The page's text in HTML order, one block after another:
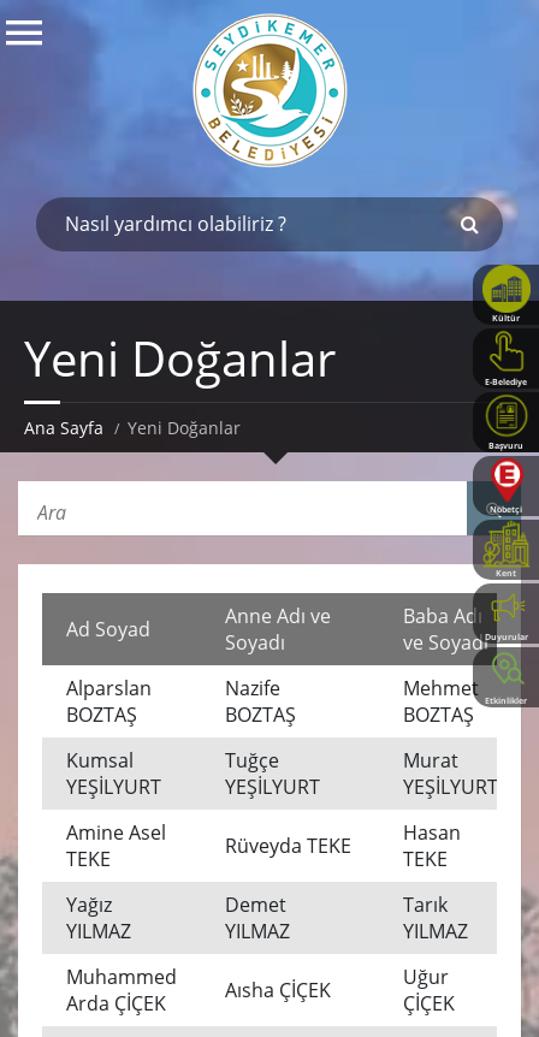
Kültür
Haritası
E-Belediye
Başvuru
Rehberi
Nöbetçi
Eczaneler
Kent
Rehberi
Duyurular
Etkinlikler
Yeni Doğanlar
Ana Sayfa Yeni Doğanlar
Ad Soyad
Anne Adı ve
Soyadı
Baba Adı
ve Soyadı
Alparslan
BOZTAŞ
Nazife
BOZTAŞ
Mehmet
BOZTAŞ
Kumsal
YEŞİLYURT
Tuğçe
YEŞİLYURT
Murat
YEŞİLYURT
Amine Asel
TEKE
Rüveyda TEKE
Hasan
TEKE
Yağız
YILMAZ
Demet
YILMAZ
Tarık
YILMAZ
Muhammed
Arda ÇİÇEK
Aısha ÇİÇEK
Uğur
ÇİÇEK